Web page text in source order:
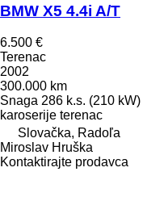
BMW X5 4.4i A/T
6.500 €
Terenac
2002
300.000 km
Snaga 286 k.s. (210 kW)
karoserije terenac
Slovačka, Radoľa
Miroslav Hruška
Kontaktirajte prodavca